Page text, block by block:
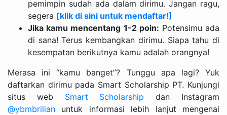
pemimpin sudah ada dalam dirimu. Jangan ragu,
segera [klik di sini untuk mendaftar!]
Jika kamu mencentang 1-2 poin: Potensimu ada
di sana! Terus kembangkan dirimu. Siapa tahu di
kesempatan berikutnya kamu adalah orangnya!
Merasa ini “kamu banget”? Tunggu apa lagi? Yuk
daftarkan dirimu pada Smart Scholarship PT. Kunjungi
situs web Smart Scholarship
dan Instagram
@ybmbrilian untuk informasi lebih lanjut mengenai